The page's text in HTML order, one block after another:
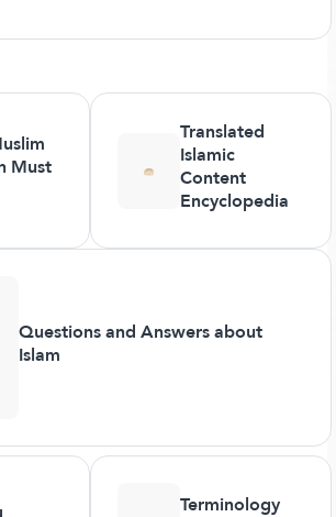
Must
Translated
Islamic
Content
Encyclopedia
Questions and Answers about
Islam
Terminology